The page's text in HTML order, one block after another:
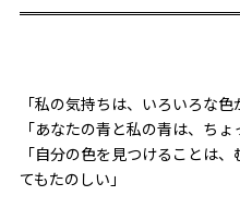
「私の気持ちは、いろいろな
「あなたの青と私の青は、ちょ
「自分の色を見つけることは
てもたのしい」